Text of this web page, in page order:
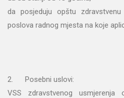
da posjeduju opštu
poslova radnog mjesta na koje
2. Posebni uslovi:
VSS zdravstvenog